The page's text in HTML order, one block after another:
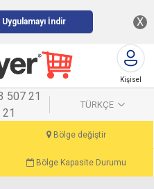
Uygulamayı İndir X
Kişisel
507 21
21
TÜRKÇE
Bölge değiştir
Bölge Kapasite Durumu